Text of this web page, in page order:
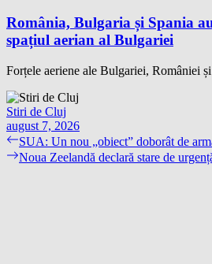
România, Bulgaria și Spania
spațiul aerian al Bulgariei
Forțele aeriene ale Bulgariei, României
Stiri de Cluj
august 7, 2026
Navigare
în
Previous
post:
SUA: Un nou „obiect” doborât de
Next
Noua Zeelandă declară stare de